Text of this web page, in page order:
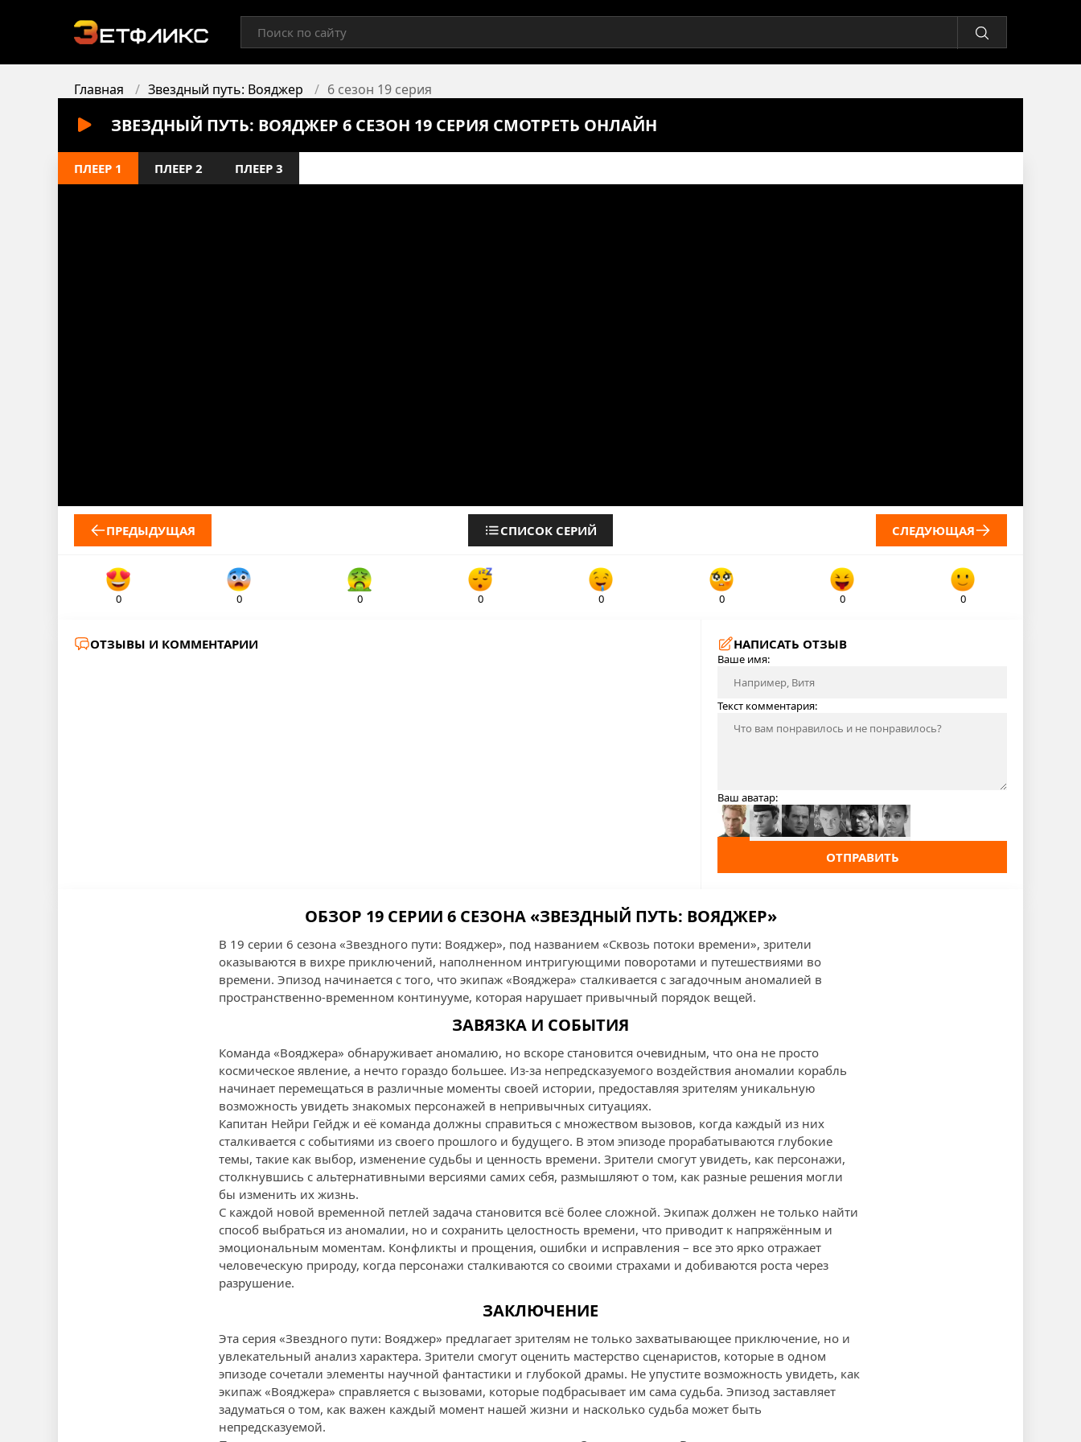
Главная Звездный путь: Вояджер 6 сезон 19 серия
ЗВЕЗДНЫЙ ПУТЬ: ВОЯДЖЕР 6 СЕЗОН 19 СЕРИЯ СМОТРЕТЬ ОНЛАЙН
ПЛЕЕР 1 ПЛЕЕР 2 ПЛЕЕР 3
ПРЕДЫДУЩАЯ СПИСОК СЕРИЙ СЛЕДУЮЩАЯ
0 0 0 0 0 0 0 0
ОТЗЫВЫ И КОММЕНТАРИИ НАПИСАТЬ ОТЗЫВ
Ваше имя:
Текст комментария:
Ваш аватар:
ОТПРАВИТЬ
ОБЗОР 19 СЕРИИ 6 СЕЗОНА «ЗВЕЗДНЫЙ ПУТЬ: ВОЯДЖЕР»
В 19 серии 6 сезона «Звездного пути: Вояджер», под названием «Сквозь потоки времени», зрители
оказываются в вихре приключений, наполненном интригующими поворотами и путешествиями во
времени. Эпизод начинается с того, что экипаж «Вояджера» сталкивается с загадочным аномалией в
пространственно-временном континууме, которая нарушает привычный порядок вещей.
ЗАВЯЗКА И СОБЫТИЯ
Команда «Вояджера» обнаруживает аномалию, но вскоре становится очевидным, что она не просто
космическое явление, а нечто гораздо большее. Из-за непредсказуемого воздействия аномалии корабль
начинает перемещаться в различные моменты своей истории, предоставляя зрителям уникальную
возможность увидеть знакомых персонажей в непривычных ситуациях.
Капитан Нейри Гейдж и её команда должны справиться с множеством вызовов, когда каждый из них
сталкивается с событиями из своего прошлого и будущего. В этом эпизоде прорабатываются глубокие
темы, такие как выбор, изменение судьбы и ценность времени. Зрители смогут увидеть, как персонажи,
столкнувшись с альтернативными версиями самих себя, размышляют о том, как разные решения могли
бы изменить их жизнь.
С каждой новой временной петлей задача становится всё более сложной. Экипаж должен не только найти
способ выбраться из аномалии, но и сохранить целостность времени, что приводит к напряжённым и
эмоциональным моментам. Конфликты и прощения, ошибки и исправления – все это ярко отражает
человеческую природу, когда персонажи сталкиваются со своими страхами и добиваются роста через
разрушение.
ЗАКЛЮЧЕНИЕ
Эта серия «Звездного пути: Вояджер» предлагает зрителям не только захватывающее приключение, но и
увлекательный анализ характера. Зрители смогут оценить мастерство сценаристов, которые в одном
эпизоде сочетали элементы научной фантастики и глубокой драмы. Не упустите возможность увидеть, как
экипаж «Вояджера» справляется с вызовами, которые подбрасывает им сама судьба. Эпизод заставляет
задуматься о том, как важен каждый момент нашей жизни и насколько судьба может быть
непредсказуемой.